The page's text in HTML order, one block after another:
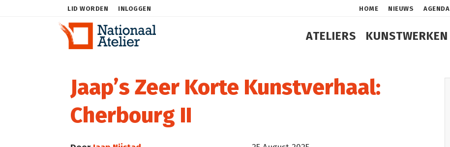
LID WORDEN INLOGGEN HOME NIEUWS AGENDA
ATELIERS KUNSTWERKEN
Jaap’s Zeer Korte Kunstverhaal:
Cherbourg II